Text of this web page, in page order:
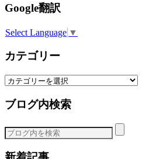
Google翻訳
Select Language ▼
カテゴリー
カ
ゴ
ー
ブログ内検索